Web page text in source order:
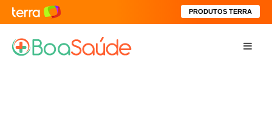
PRODUTOS TERRA